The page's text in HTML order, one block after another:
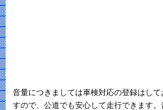
音量につきましては車検対応の登録はし
すので、公道でも安心して走行できます